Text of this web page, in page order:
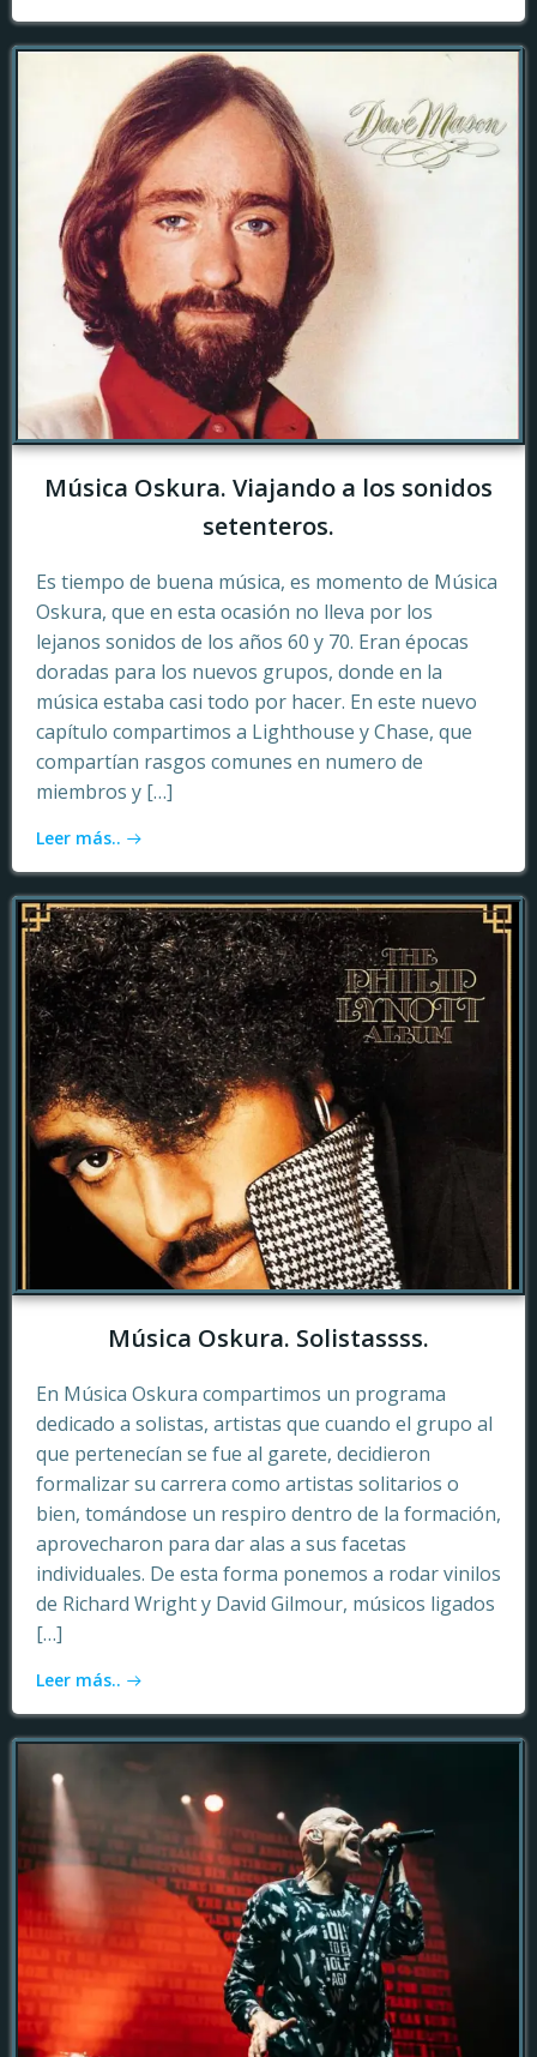
Música Oskura. Viajando a los sonidos
setenteros.
Es tiempo de buena música, es momento de Música
Oskura, que en esta ocasión no lleva por los
lejanos sonidos de los años 60 y 70. Eran épocas
doradas para los nuevos grupos, donde en la
música estaba casi todo por hacer. En este nuevo
capítulo compartimos a Lighthouse y Chase, que
compartían rasgos comunes en numero de
miembros y […]
Leer más..
Música Oskura. Solistassss.
En Música Oskura compartimos un programa
dedicado a solistas, artistas que cuando el grupo al
que pertenecían se fue al garete, decidieron
formalizar su carrera como artistas solitarios o
bien, tomándose un respiro dentro de la formación,
aprovecharon para dar alas a sus facetas
individuales. De esta forma ponemos a rodar vinilos
de Richard Wright y David Gilmour, músicos ligados
[…]
Leer más..